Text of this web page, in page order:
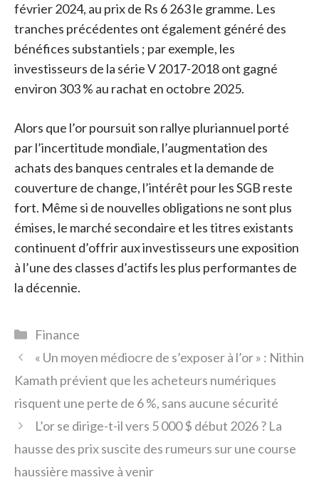
février 2024, au prix de Rs 6 263 le gramme. Les
tranches précédentes ont également généré des
bénéfices substantiels ; par exemple, les
investisseurs de la série V 2017-2018 ont gagné
environ 303 % au rachat en octobre 2025.
Alors que l’or poursuit son rallye pluriannuel porté
par l’incertitude mondiale, l’augmentation des
achats des banques centrales et la demande de
couverture de change, l’intérêt pour les SGB reste
fort. Même si de nouvelles obligations ne sont plus
émises, le marché secondaire et les titres existants
continuent d’offrir aux investisseurs une exposition
à l’une des classes d’actifs les plus performantes de
la décennie.
Catégories
Finance
« Un moyen médiocre de s’exposer à l’or » : Nithin
Kamath prévient que les acheteurs numériques
risquent une perte de 6 %, sans aucune sécurité
L’or se dirige-t-il vers 5 000 $ début 2026 ? La
hausse des prix suscite des rumeurs sur une course
haussière massive à venir